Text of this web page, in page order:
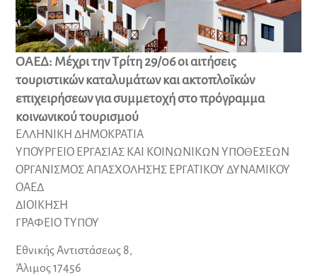
ΟΑΕΔ: Μέχρι την Τρίτη 29/06 οι αιτήσεις
τουριστικών καταλυμάτων και ακτοπλοϊκών
επιχειρήσεων για συμμετοχή στο πρόγραμμα
κοινωνικού τουρισμού
ΕΛΛΗΝΙΚΗ ΔΗΜΟΚΡΑΤΙΑ
ΥΠΟΥΡΓΕΙΟ ΕΡΓΑΣΙΑΣ ΚΑΙ ΚΟΙΝΩΝΙΚΩΝ ΥΠΟΘΕΣΕΩΝ
ΟΡΓΑΝΙΣΜΟΣ ΑΠΑΣΧΟΛΗΣΗΣ ΕΡΓΑΤΙΚΟΥ ΔΥΝΑΜΙΚΟΥ
ΟΑΕΔ
ΔΙΟΙΚΗΣΗ
ΓΡΑΦΕΙΟ ΤΥΠΟΥ
Εθνικής Αντιστάσεως 8,
Άλιμος 17456